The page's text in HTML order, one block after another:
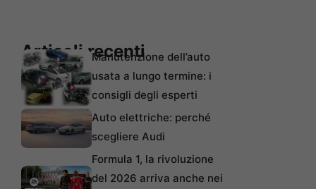
Articoli recentiManutenzione dell’auto
usata a lungo termine: i
consigli degli esperti
Auto elettriche: perché
scegliere Audi
Formula 1, la rivoluzione
del 2026 arriva anche nei